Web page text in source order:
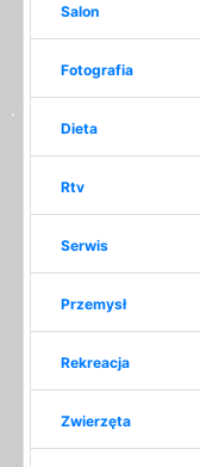
Salon
Fotografia
Dieta
Rtv
Serwis
Przemysł
Rekreacja
Zwierzęta